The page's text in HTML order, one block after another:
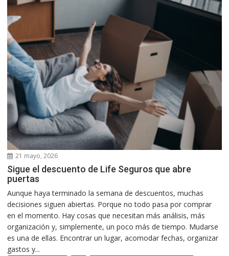
21 mayo, 2026
Sigue el descuento de Life Seguros que abre
puertas
Aunque haya terminado la semana de descuentos, muchas
decisiones siguen abiertas. Porque no todo pasa por comprar
en el momento. Hay cosas que necesitan más análisis, más
organización y, simplemente, un poco más de tiempo. Mudarse
es una de ellas. Encontrar un lugar, acomodar fechas, organizar
gastos y...